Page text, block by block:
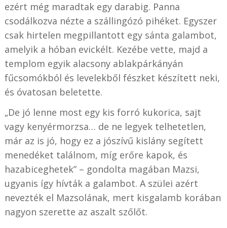
ezért még maradtak egy darabig. Panna
csodálkozva nézte a szállingózó pihéket. Egyszer
csak hirtelen megpillantott egy sánta galambot,
amelyik a hóban evickélt. Kezébe vette, majd a
templom egyik alacsony ablakpárkányán
fűcsomókból és levelekből fészket készített neki,
és óvatosan beletette.
„De jó lenne most egy kis forró kukorica, sajt
vagy kenyérmorzsa… de ne legyek telhetetlen,
már az is jó, hogy ez a jószívű kislány segített
menedéket találnom, míg erőre kapok, és
hazabiceghetek” – gondolta magában Mazsi,
ugyanis így hívták a galambot. A szülei azért
nevezték el Mazsolának, mert kisgalamb korában
nagyon szerette az aszalt szőlőt.